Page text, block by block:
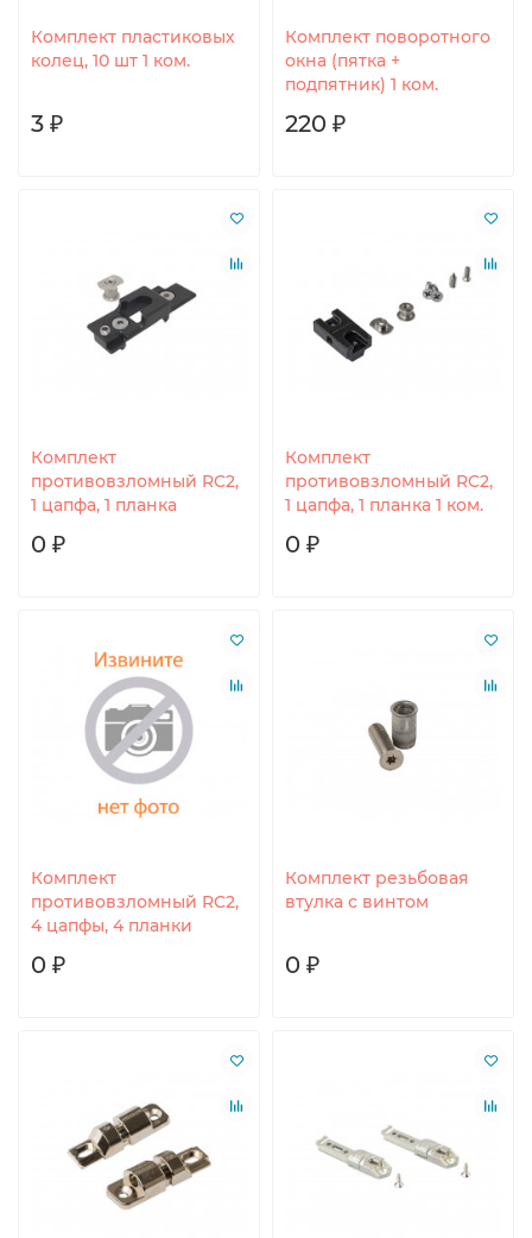
Комплект пластиковых
колец, 10 шт 1 ком.
3 ₽
Комплект поворотного
окна (пятка +
подпятник) 1 ком.
220 ₽
Комплект
противовзломный RC2,
1 цапфа, 1 планка
0 ₽
Комплект
противовзломный RC2,
1 цапфа, 1 планка 1 ком.
0 ₽
Комплект
противовзломный RC2,
4 цапфы, 4 планки
0 ₽
Комплект резьбовая
втулка с винтом
0 ₽